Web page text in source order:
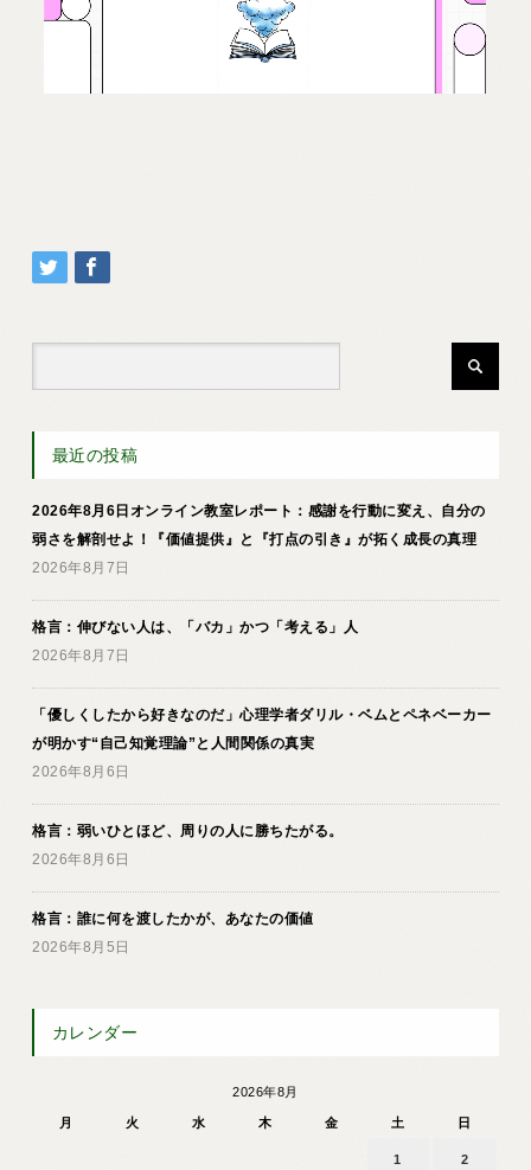
最近の投稿
2026年8月6日オンライン教室レポート：感謝を行動に変え、自分の
弱さを解剖せよ！『価値提供』と『打点の引き』が拓く成長の真理
2026年8月7日
格言：伸びない人は、「バカ」かつ「考える」人
2026年8月7日
「優しくしたから好きなのだ」心理学者ダリル・ベムとペネベーカー
が明かす“自己知覚理論”と人間関係の真実
2026年8月6日
格言：弱いひとほど、周りの人に勝ちたがる。
2026年8月6日
格言：誰に何を渡したかが、あなたの価値
2026年8月5日
カレンダー
2026年8月
月 火 水 木 金 土 日
1 2